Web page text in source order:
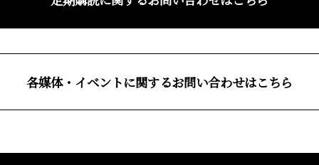
各媒体・イベントに関するお問い合わせはこちら